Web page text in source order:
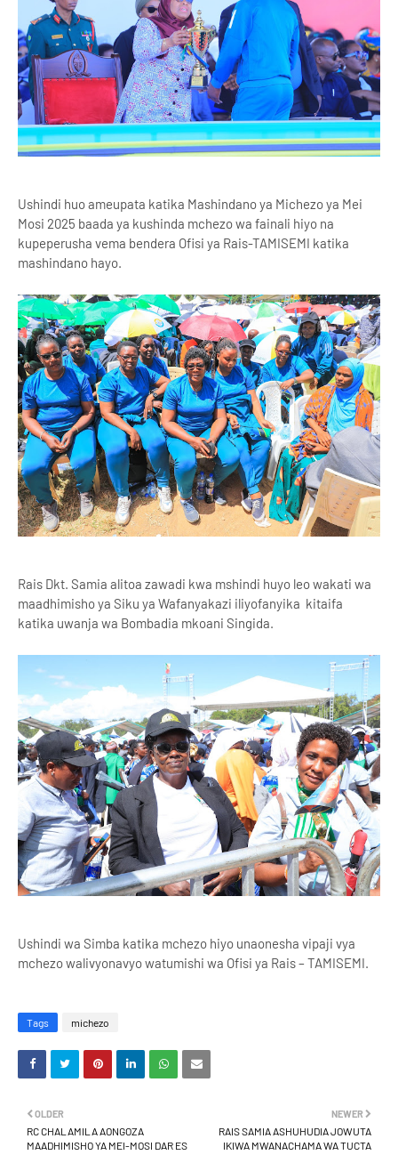
Ushindi huo ameupata katika Mashindano ya Michezo ya Mei
Mosi 2025 baada ya kushinda mchezo wa fainali hiyo na
kupeperusha vema bendera Ofisi ya Rais-TAMISEMI katika
mashindano hayo.
Rais Dkt. Samia alitoa zawadi kwa mshindi huyo leo wakati wa
maadhimisho ya Siku ya Wafanyakazi iliyofanyika kitaifa
katika uwanja wa Bombadia mkoani Singida.
Ushindi wa Simba katika mchezo hiyo unaonesha vipaji vya
mchezo walivyonavyo watumishi wa Ofisi ya Rais – TAMISEMI.
Tags michezo
NEWER
RAIS SAMIA ASHUHUDIA JOWUTA
IKIWA MWANACHAMA WA TUCTA
OLDER
RC CHALAMILA AONGOZA
MAADHIMISHO YA MEI-MOSI DAR ES